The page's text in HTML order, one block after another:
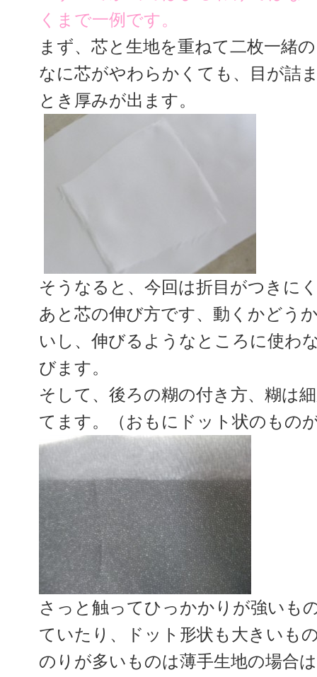
くまで一例です。
まず、芯と生地を重ねて二枚一緒
なに芯がやわらかくても、目が詰
とき厚みが出ます。
そうなると、今回は折目がつきに
あと芯の伸び方です、動くかどう
いし、伸びるようなところに使わ
びます。
そして、後ろの糊の付き方、糊は
てます。（おもにドット状のもの
さっと触ってひっかかりが強いも
ていたり、ドット形状も大きいも
のりが多いものは薄手生地の場合